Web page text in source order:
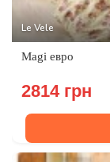
Le Vele
Magi евро
2814 грн